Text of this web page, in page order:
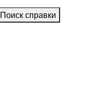
Поиск справки